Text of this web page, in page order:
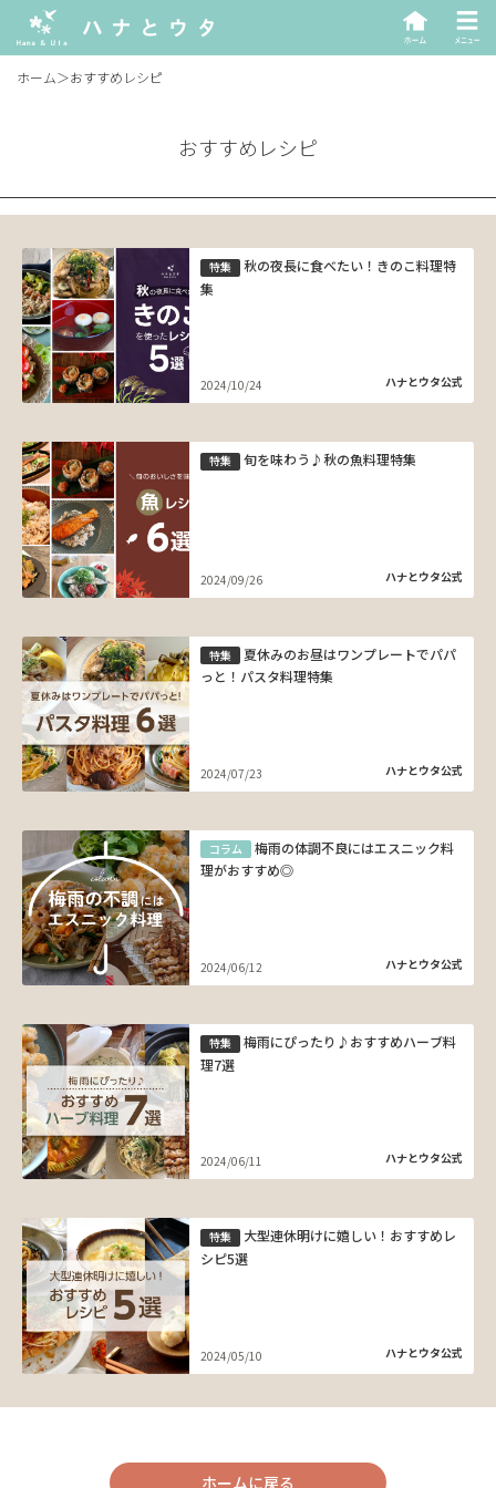
ホーム＞おすすめレシピ
おすすめレシピ
特集
秋の夜長に食べたい！きのこ料理特
集
2024/10/24 ハナとウタ公式
特集 旬を味わう♪秋の魚料理特集
2024/09/26 ハナとウタ公式
特集
夏休みのお昼はワンプレートでパパ
っと！パスタ料理特集
2024/07/23 ハナとウタ公式
コラム
梅雨の体調不良にはエスニック料
理がおすすめ◎
2024/06/12 ハナとウタ公式
特集
梅雨にぴったり♪おすすめハーブ料
理7選
2024/06/11 ハナとウタ公式
特集
大型連休明けに嬉しい！おすすめレ
シピ5選
2024/05/10 ハナとウタ公式
ホームに戻る